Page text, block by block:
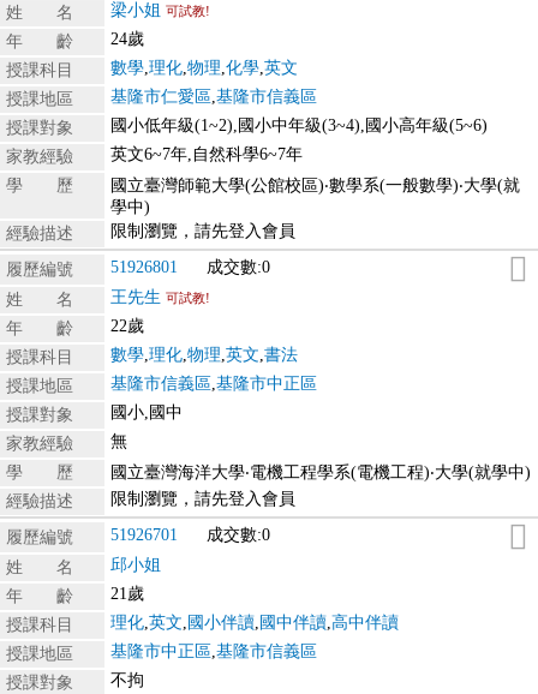
姓 名
梁小姐 可試教!
年 齡
24歲
授課科目
數學,理化,物理,化學,英文
授課地區
基隆市仁愛區,基隆市信義區
授課對象
國小低年級(1~2),國小中年級(3~4),國小高年級(5~6)
家教經驗
英文6~7年,自然科學6~7年
學 歷
國立臺灣師範大學(公館校區)‧數學系(一般數學)‧大學(就
學中)
經驗描述
限制瀏覽，請先登入會員
履歷編號 51926801
成交數:0
姓 名
王先生 可試教!
年 齡
22歲
授課科目
數學,理化,物理,英文,書法
授課地區
基隆市信義區,基隆市中正區
授課對象
國小,國中
家教經驗
無
學 歷
國立臺灣海洋大學‧電機工程學系(電機工程)‧大學(就學中)
經驗描述
限制瀏覽，請先登入會員
履歷編號 51926701
成交數:0
姓 名
邱小姐
年 齡
21歲
授課科目
理化,英文, 國小伴讀, 國中伴讀,高中伴讀
授課地區
基隆市中正區,基隆市信義區
授課對象
不拘